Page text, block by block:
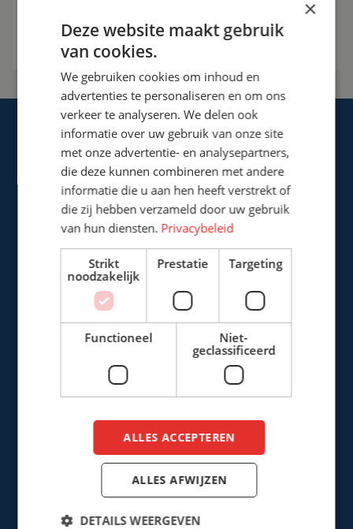
Bespreek de mogelijkheden
Cepro international BV
Provinciënbaan 16
Nederland
info@cepro.eu
+31 (0)161 22 64 72(Nederlands)
+31 (0)161 23 01 16(Export)
×
Deze website maakt gebruik
van cookies.
We gebruiken cookies om inhoud en
advertenties te personaliseren en om ons
verkeer te analyseren. We delen ook
informatie over uw gebruik van onze site
met onze advertentie- en analysepartners,
die deze kunnen combineren met andere
informatie die u aan hen heeft verstrekt of
die zij hebben verzameld door uw gebruik
van hun diensten. Privacybeleid
Strikt
noodzakelijk
Prestatie Targeting
Functioneel
Niet-
geclassificeerd
ALLES ACCEPTEREN
ALLES AFWIJZEN
DETAILS WEERGEVEN